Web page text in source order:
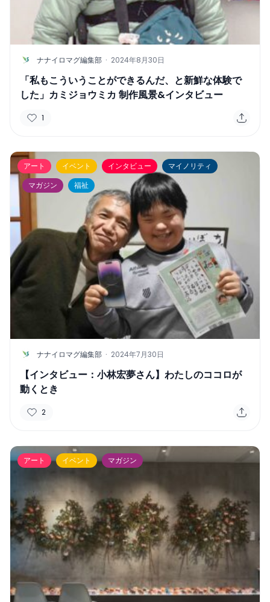
N ナナイロマグ編集部 · 2024年8月30日
「私もこういうことができるんだ、と新鮮な体験で
した」カミジョウミカ 制作風景&インタビュー
1
アート イベント インタビュー
マイノリティ
マガジン
福祉
N ナナイロマグ編集部 · 2024年7月30日
【インタビュー：小林宏夢さん】わたしのココロが
動くとき
2
アート イベント マガジン